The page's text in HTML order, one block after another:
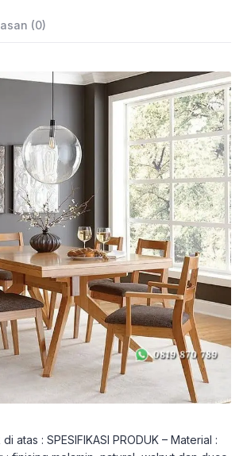
(0)
atas : SPESIFIKASI PRODUK – Material :